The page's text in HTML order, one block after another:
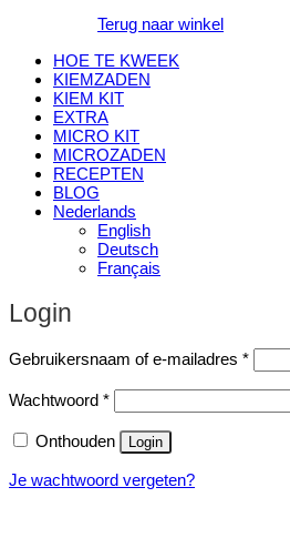
Terug naar winkel
HOE TE KWEEK
KIEMZADEN
KIEM KIT
EXTRA
MICRO KIT
MICROZADEN
RECEPTEN
BLOG
Nederlands
English
Deutsch
Français
Login
Gebruikersnaam of e-mailadres *Vereist
Wachtwoord *Vereist
Onthouden Login
Je wachtwoord vergeten?